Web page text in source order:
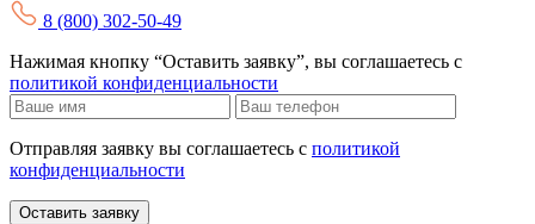
8 (800) 302-50-49
Нажимая кнопку “Оставить заявку”, вы соглашаетесь с
политикой конфиденциальности
Отправляя заявку вы соглашаетесь с политикой
конфиденциальности
Оставить заявку